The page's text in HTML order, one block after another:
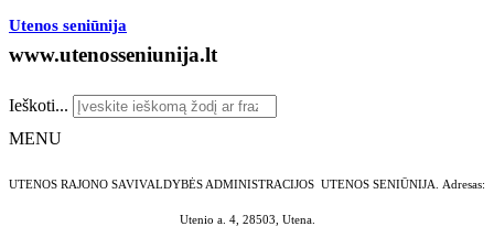
Utenos seniūnija
www.utenosseniunija.lt
Ieškoti...
MENU
UTENOS RAJONO SAVIVALDYBĖS ADMINISTRACIJOS UTENOS SENIŪNIJA. Adresas:
Utenio a. 4, 28503, Utena.